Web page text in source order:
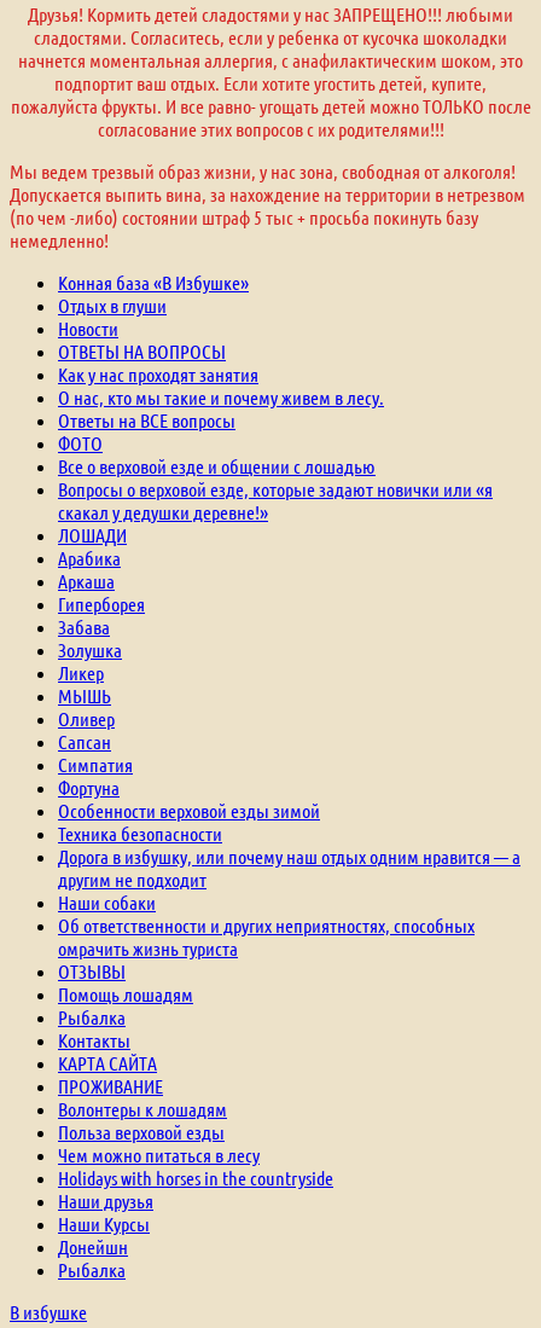
Друзья! Кормить детей сладостями у нас ЗАПРЕЩЕНО!!! любыми
сладостями. Согласитесь, если у ребенка от кусочка шоколадки
начнется моментальная аллергия, с анафилактическим шоком, это
подпортит ваш отдых. Если хотите угостить детей, купите,
пожалуйста фрукты. И все равно- угощать детей можно ТОЛЬКО после
согласование этих вопросов с их родителями!!!
Мы ведем трезвый образ жизни, у нас зона, свободная от алкоголя!
Допускается выпить вина, за нахождение на территории в нетрезвом
(по чем -либо) состоянии штраф 5 тыс + просьба покинуть базу
немедленно!
Конная база «В Избушке»
Отдых в глуши
Новости
ОТВЕТЫ НА ВОПРОСЫ
Как у нас проходят занятия
О нас, кто мы такие и почему живем в лесу.
Ответы на ВСЕ вопросы
ФОТО
Все о верховой езде и общении с лошадью
Вопросы о верховой езде, которые задают новички или «я
скакал у дедушки деревне!»
ЛОШАДИ
Арабика
Аркаша
Гиперборея
Забава
Золушка
Ликер
МЫШЬ
Оливер
Сапсан
Симпатия
Фортуна
Особенности верховой езды зимой
Техника безопасности
Дорога в избушку, или почему наш отдых одним нравится — а
другим не подходит
Наши собаки
Об ответственности и других неприятностях, способных
омрачить жизнь туриста
ОТЗЫВЫ
Помощь лошадям
Рыбалка
Контакты
КАРТА САЙТА
ПРОЖИВАНИЕ
Волонтеры к лошадям
Польза верховой езды
Чем можно питаться в лесу
Holidays with horses in the countryside
Наши друзья
Наши Курсы
Донейшн
Рыбалка
В избушке